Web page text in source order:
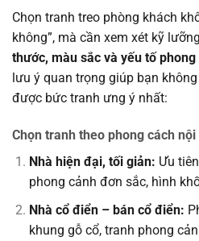
Chọn tranh treo phòng khách
không”, mà cần xem xét kỹ
thước, màu sắc và yếu tố phong
lưu ý quan trọng giúp bạn
được bức tranh ưng ý nhất:
Chọn tranh theo phong cách
Nhà hiện đại, tối giản: Ưu
phong cảnh đơn sắc, hình
Nhà cổ điển – bán cổ điển:
khung gỗ cổ, tranh phong